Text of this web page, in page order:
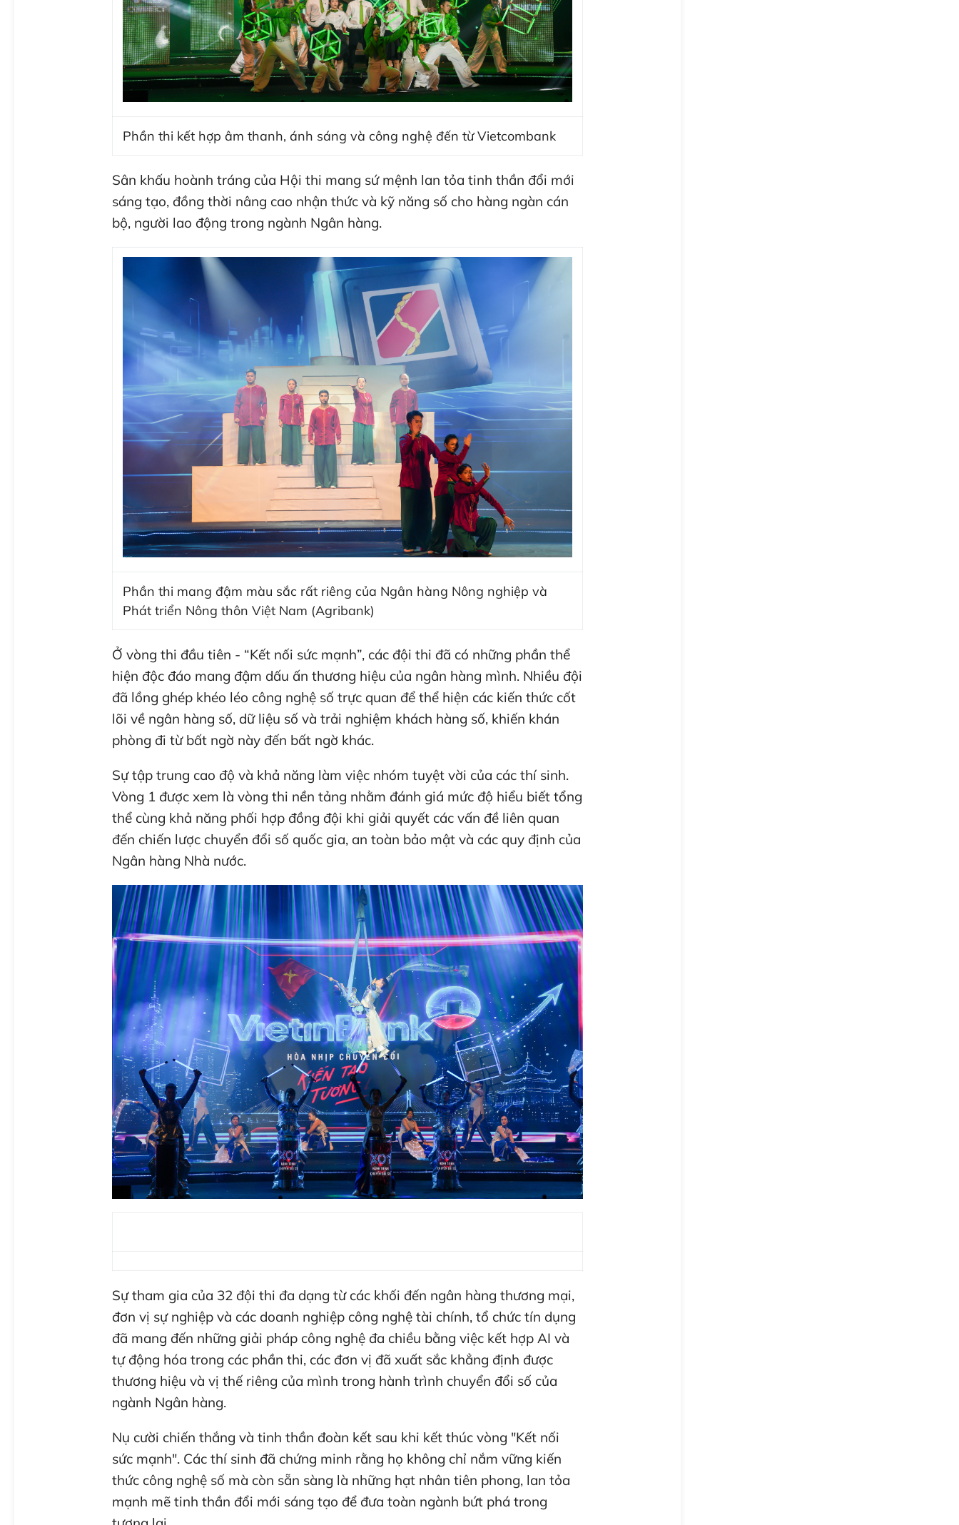
Phần thi kết hợp âm thanh, ánh sáng và công nghệ đến từ Vietcombank
Sân khấu hoành tráng của Hội thi mang sứ mệnh lan tỏa tinh thần đổi mới
sáng tạo, đồng thời nâng cao nhận thức và kỹ năng số cho hàng ngàn cán
bộ, người lao động trong ngành Ngân hàng.
Phần thi mang đậm màu sắc rất riêng của Ngân hàng Nông nghiệp và
Phát triển Nông thôn Việt Nam (Agribank)
Ở vòng thi đầu tiên - “Kết nối sức mạnh”, các đội thi đã có những phần thể
hiện độc đáo mang đậm dấu ấn thương hiệu của ngân hàng mình. Nhiều đội
đã lồng ghép khéo léo công nghệ số trực quan để thể hiện các kiến thức cốt
lõi về ngân hàng số, dữ liệu số và trải nghiệm khách hàng số, khiến khán
phòng đi từ bất ngờ này đến bất ngờ khác.
Sự tập trung cao độ và khả năng làm việc nhóm tuyệt vời của các thí sinh.
Vòng 1 được xem là vòng thi nền tảng nhằm đánh giá mức độ hiểu biết tổng
thể cùng khả năng phối hợp đồng đội khi giải quyết các vấn đề liên quan
đến chiến lược chuyển đổi số quốc gia, an toàn bảo mật và các quy định của
Ngân hàng Nhà nước.
Sự tham gia của 32 đội thi đa dạng từ các khối đến ngân hàng thương mại,
đơn vị sự nghiệp và các doanh nghiệp công nghệ tài chính, tổ chức tín dụng
đã mang đến những giải pháp công nghệ đa chiều bằng việc kết hợp AI và
tự động hóa trong các phần thi, các đơn vị đã xuất sắc khẳng định được
thương hiệu và vị thế riêng của mình trong hành trình chuyển đổi số của
ngành Ngân hàng.
Nụ cười chiến thắng và tinh thần đoàn kết sau khi kết thúc vòng "Kết nối
sức mạnh". Các thí sinh đã chứng minh rằng họ không chỉ nắm vững kiến
thức công nghệ số mà còn sẵn sàng là những hạt nhân tiên phong, lan tỏa
mạnh mẽ tinh thần đổi mới sáng tạo để đưa toàn ngành bứt phá trong